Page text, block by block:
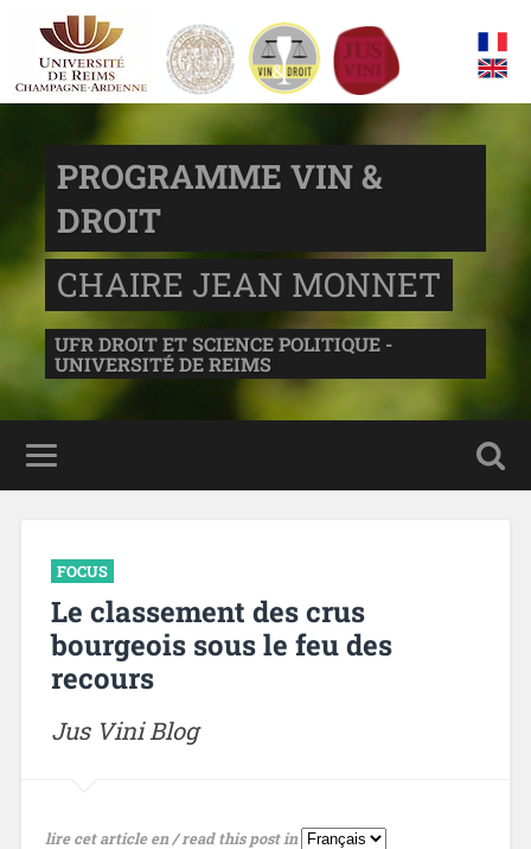
PROGRAMME VIN &
DROIT
CHAIRE JEAN MONNET
UFR DROIT ET SCIENCE POLITIQUE -
UNIVERSITÉ DE REIMS
FOCUS
Le classement des crus
bourgeois sous le feu des
recours
Jus Vini Blog
lire cet article en / read this post in